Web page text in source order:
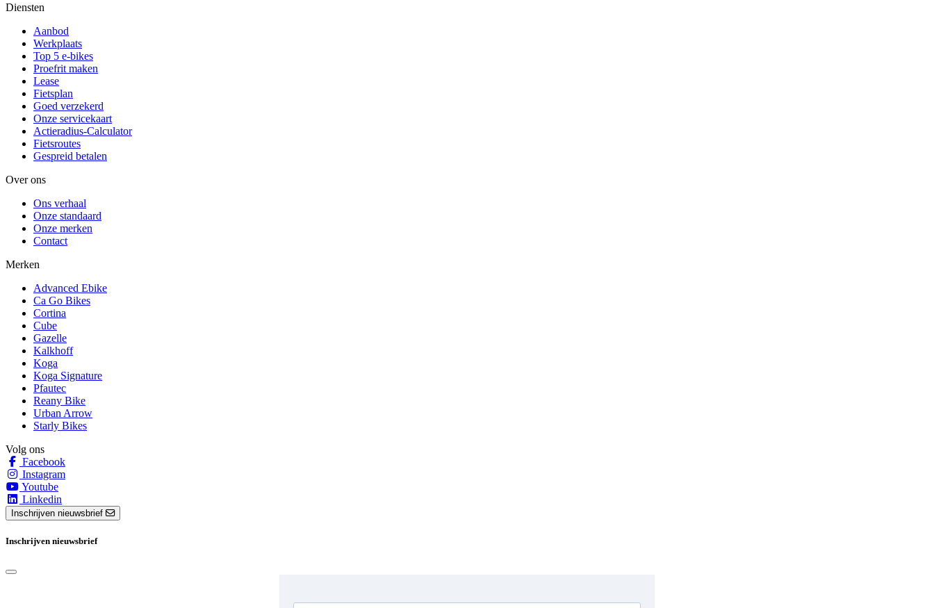
Diensten
Aanbod
Werkplaats
Top 5 e-bikes
Proefrit maken
Lease
Fietsplan
Goed verzekerd
Onze servicekaart
Actieradius-Calculator
Fietsroutes
Gespreid betalen
Over ons
Ons verhaal
Onze standaard
Onze merken
Contact
Merken
Advanced Ebike
Ca Go Bikes
Cortina
Cube
Gazelle
Kalkhoff
Koga
Koga Signature
Pfautec
Reany Bike
Urban Arrow
Starly Bikes
Volg ons
Facebook
Instagram
Youtube
Linkedin
Inschrijven nieuwsbrief
Inschrijven nieuwsbrief